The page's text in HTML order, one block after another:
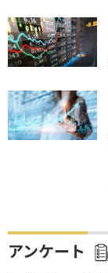
アンケート